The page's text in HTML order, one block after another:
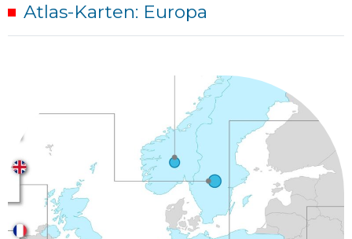
Atlas-Karten: Europa